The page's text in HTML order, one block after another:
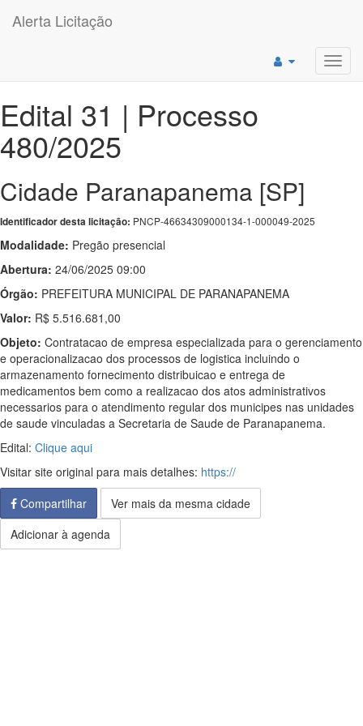
Alerta Licitação
Edital 31 | Processo
480/2025
Cidade Paranapanema [SP]
Identificador desta licitação: PNCP-46634309000134-1-000049-2025
Modalidade: Pregão presencial
Abertura: 24/06/2025 09:00
Órgão: PREFEITURA MUNICIPAL DE PARANAPANEMA
Valor: R$ 5.516.681,00
Objeto: Contratacao de empresa especializada para o gerenciamento
e operacionalizacao dos processos de logistica incluindo o
armazenamento fornecimento distribuicao e entrega de
medicamentos bem como a realizacao dos atos administrativos
necessarios para o atendimento regular dos municipes nas unidades
de saude vinculadas a Secretaria de Saude de Paranapanema.
Edital: Clique aqui
Visitar site original para mais detalhes: https://
Compartilhar
Ver mais da mesma cidade
Adicionar à agenda